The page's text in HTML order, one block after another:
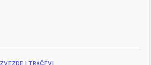
ZVEZDE I TRAČEVI